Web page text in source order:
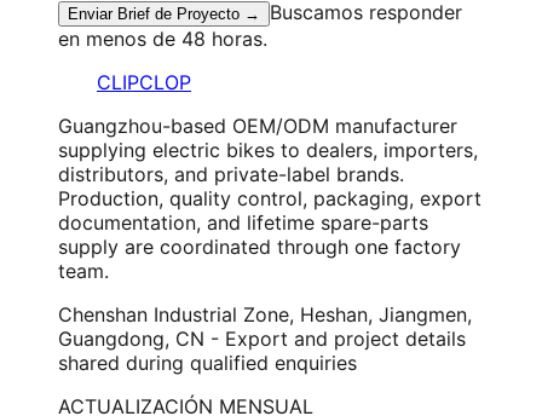
Enviar Brief de Proyecto →
Buscamos responder
en menos de 48 horas.
CLIPCLOP
Guangzhou-based OEM/ODM manufacturer
supplying electric bikes to dealers, importers,
distributors, and private-label brands.
Production, quality control, packaging, export
documentation, and lifetime spare-parts
supply are coordinated through one factory
team.
Chenshan Industrial Zone, Heshan, Jiangmen,
Guangdong, CN - Export and project details
shared during qualified enquiries
ACTUALIZACIÓN MENSUAL